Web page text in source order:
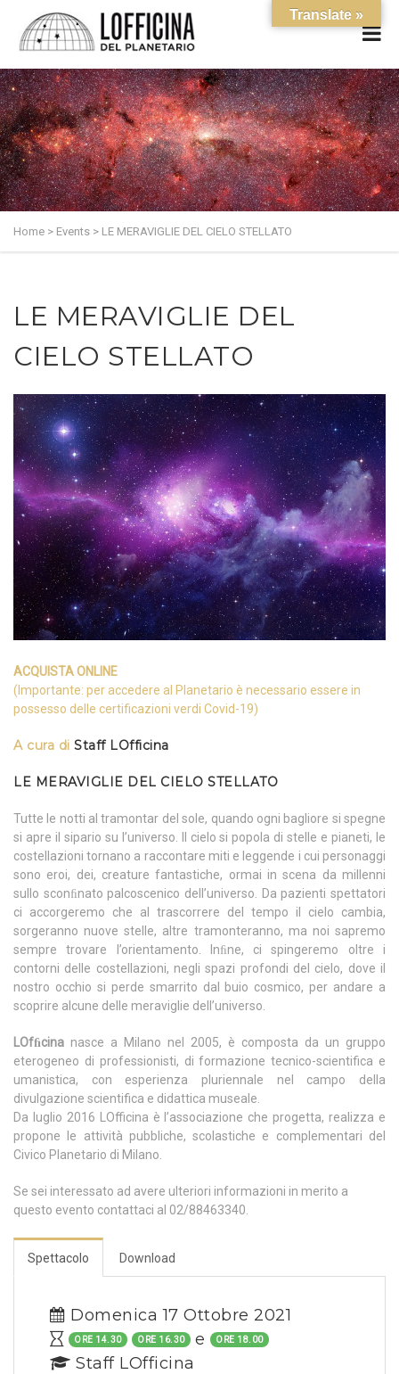
Home > Events > LE MERAVIGLIE DEL CIELO STELLATO
LE MERAVIGLIE DEL
CIELO STELLATO
ACQUISTA ONLINE
(Importante: per accedere al Planetario è necessario essere in
possesso delle certificazioni verdi Covid-19)
A cura di Staff LOfficina
LE MERAVIGLIE DEL CIELO STELLATO
Tutte le notti al tramontar del sole, quando ogni bagliore si spegne
si apre il sipario su l’universo. Il cielo si popola di stelle e pianeti, le
costellazioni tornano a raccontare miti e leggende i cui personaggi
sono eroi, dei, creature fantastiche, ormai in scena da millenni
sullo sconﬁnato palcoscenico dell’universo. Da pazienti spettatori
ci accorgeremo che al trascorrere del tempo il cielo cambia,
sorgeranno nuove stelle, altre tramonteranno, ma noi sapremo
sempre trovare l’orientamento. Inﬁne, ci spingeremo oltre i
contorni delle costellazioni, negli spazi profondi del cielo, dove il
nostro occhio si perde smarrito dal buio cosmico, per andare a
scoprire alcune delle meraviglie dell’universo.
LOfﬁcina nasce a Milano nel 2005, è composta da un gruppo
eterogeneo di professionisti, di formazione tecnico-scientifica e
umanistica, con esperienza pluriennale nel campo della
divulgazione scientifica e didattica museale.
Da luglio 2016 LOfficina è l’associazione che progetta, realizza e
propone le attività pubbliche, scolastiche e complementari del
Civico Planetario di Milano.
Se sei interessato ad avere ulteriori informazioni in merito a
questo evento contattaci al 02/88463340.
Spettacolo Download
Domenica 17 Ottobre 2021
ORE 14.30 ORE 16.30 e ORE 18.00
Staff LOfficina
Translate »